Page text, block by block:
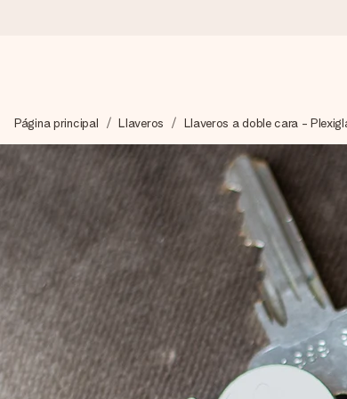
Preparamos tu regalo con cuidado y lo enviamos al
4,5 (basado en +15.000 opiniones)
Nuestros regalos inspiran. Los clientes nos dan un
Tarjeta de felicitación gratuita
Crea algo único en pocos pasos – con su nombre,
momento.
Página principal Llaveros Llaveros a doble cara -